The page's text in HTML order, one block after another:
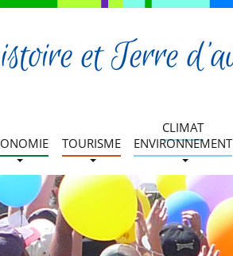
TOURISME
CLIMAT
ENVIRONNEMENT